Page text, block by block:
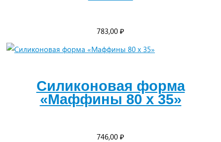
783,00 ₽
Силиконовая форма
«Маффины 80 х 35»
746,00 ₽